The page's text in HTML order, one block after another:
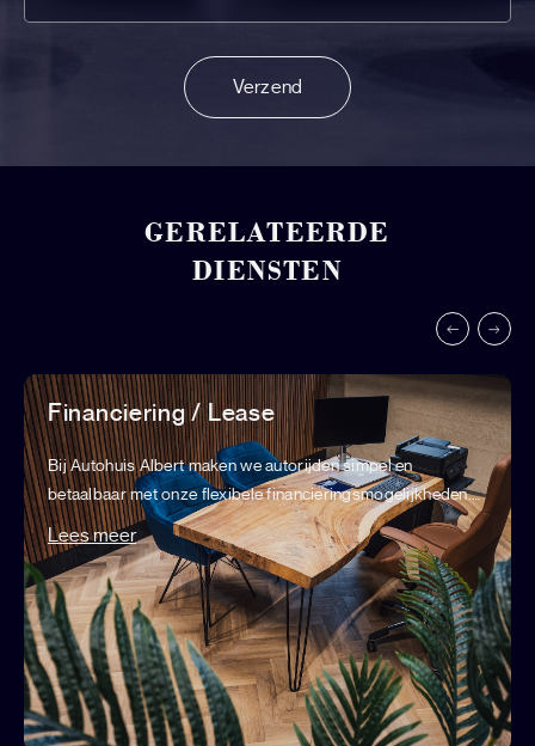
Verzend
GERELATEERDE
DIENSTEN
Financiering / Lease
Bij Autohuis Albert maken we autorijden simpel en
betaalbaar met onze flexibele financieringsmogelijkheden.
Wij begrijpen dat het aanschaffen van een auto een grote
beslissing is. Daarom werken we samen met verschillende
financierings- en leasemaatschappijen..
Lees meer